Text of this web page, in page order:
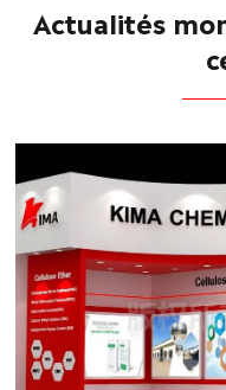
Actualités